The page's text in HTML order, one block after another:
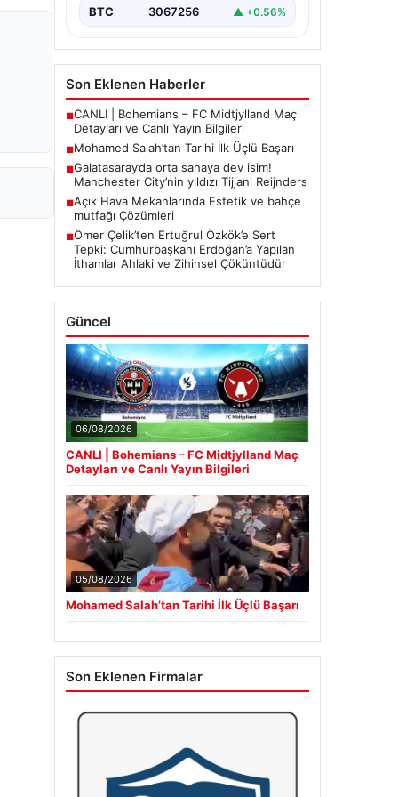
BTC 3067256 ▲ +0.56%
Son Eklenen Haberler
■CANLI | Bohemians – FC Midtjylland Maç
Detayları ve Canlı Yayın Bilgileri
■Mohamed Salah’tan Tarihi İlk Üçlü Başarı
■Galatasaray’da orta sahaya dev isim!
Manchester City’nin yıldızı Tijjani Reijnders
■Açık Hava Mekanlarında Estetik ve bahçe
mutfağı Çözümleri
■Ömer Çelik’ten Ertuğrul Özkök’e Sert
Tepki: Cumhurbaşkanı Erdoğan’a Yapılan
İthamlar Ahlaki ve Zihinsel Çöküntüdür
Güncel
06/08/2026
CANLI | Bohemians – FC Midtjylland Maç
Detayları ve Canlı Yayın Bilgileri
05/08/2026
Mohamed Salah’tan Tarihi İlk Üçlü Başarı
Son Eklenen Firmalar